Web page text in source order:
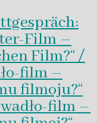
Film –
Film?“ /
film –
filmoju?“
film –